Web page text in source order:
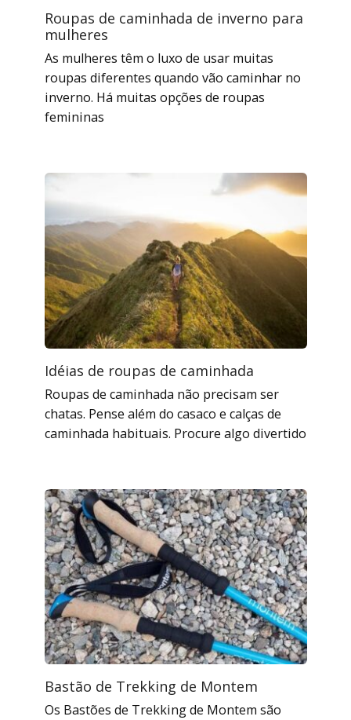
Roupas de caminhada de inverno para
mulheres
As mulheres têm o luxo de usar muitas
roupas diferentes quando vão caminhar no
inverno. Há muitas opções de roupas
femininas
Idéias de roupas de caminhada
Roupas de caminhada não precisam ser
chatas. Pense além do casaco e calças de
caminhada habituais. Procure algo divertido
Bastão de Trekking de Montem
Os Bastões de Trekking de Montem são